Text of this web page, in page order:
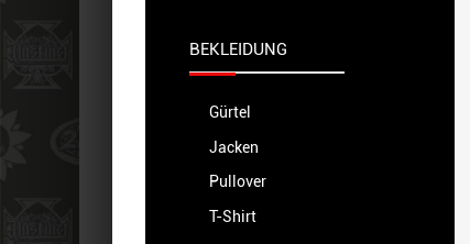
BEKLEIDUNG
Gürtel
Jacken
Pullover
T-Shirt